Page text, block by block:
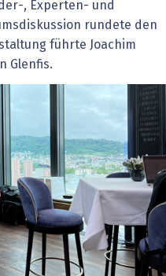
, Experten- und
rundete den
führte Joachim
Glenfis.